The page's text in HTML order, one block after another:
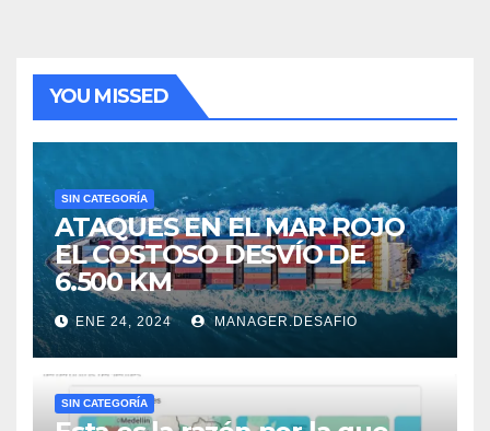
YOU MISSED
SIN CATEGORÍA
ATAQUES EN EL MAR ROJO
EL COSTOSO DESVÍO DE
6.500 KM
ENE 24, 2024 MANAGER.DESAFIO
SIN CATEGORÍA